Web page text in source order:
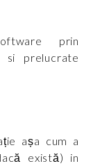
prin
si prelucrate
așa cum a
există) in